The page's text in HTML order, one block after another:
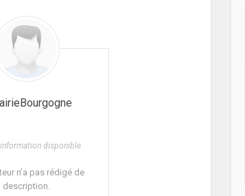
disponible
n’a pas rédigé de
description.